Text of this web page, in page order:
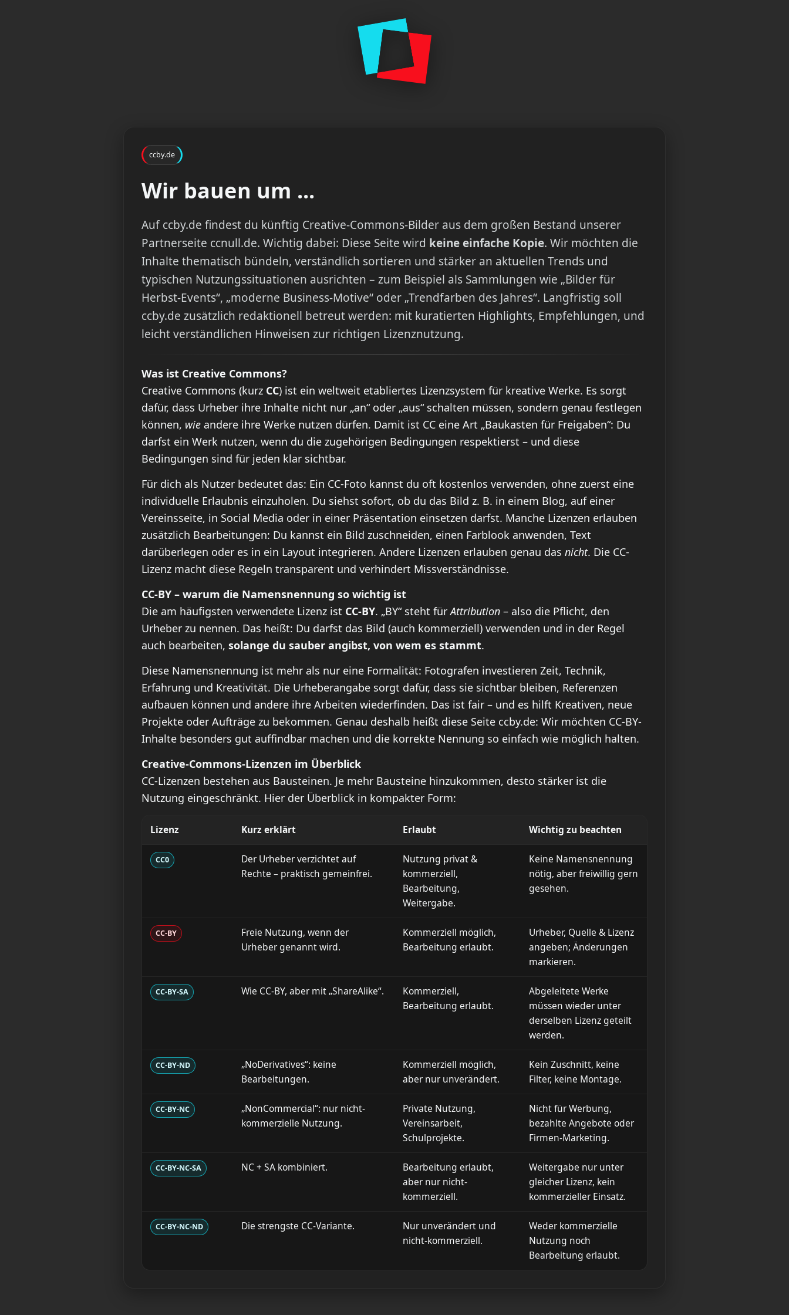
ccby.de
Wir bauen um ...
Auf ccby.de findest du künftig Creative-Commons-Bilder aus dem großen Bestand unserer
Partnerseite ccnull.de. Wichtig dabei: Diese Seite wird keine einfache Kopie. Wir möchten die
Inhalte thematisch bündeln, verständlich sortieren und stärker an aktuellen Trends und
typischen Nutzungssituationen ausrichten – zum Beispiel als Sammlungen wie „Bilder für
Herbst-Events“, „moderne Business-Motive“ oder „Trendfarben des Jahres“. Langfristig soll
ccby.de zusätzlich redaktionell betreut werden: mit kuratierten Highlights, Empfehlungen, und
leicht verständlichen Hinweisen zur richtigen Lizenznutzung.
Was ist Creative Commons?
Creative Commons (kurz CC) ist ein weltweit etabliertes Lizenzsystem für kreative Werke. Es sorgt
dafür, dass Urheber ihre Inhalte nicht nur „an“ oder „aus“ schalten müssen, sondern genau festlegen
können, wie andere ihre Werke nutzen dürfen. Damit ist CC eine Art „Baukasten für Freigaben“: Du
darfst ein Werk nutzen, wenn du die zugehörigen Bedingungen respektierst – und diese
Bedingungen sind für jeden klar sichtbar.
Für dich als Nutzer bedeutet das: Ein CC-Foto kannst du oft kostenlos verwenden, ohne zuerst eine
individuelle Erlaubnis einzuholen. Du siehst sofort, ob du das Bild z. B. in einem Blog, auf einer
Vereinsseite, in Social Media oder in einer Präsentation einsetzen darfst. Manche Lizenzen erlauben
zusätzlich Bearbeitungen: Du kannst ein Bild zuschneiden, einen Farblook anwenden, Text
darüberlegen oder es in ein Layout integrieren. Andere Lizenzen erlauben genau das nicht. Die CC-
Lizenz macht diese Regeln transparent und verhindert Missverständnisse.
CC-BY – warum die Namensnennung so wichtig ist
Die am häufigsten verwendete Lizenz ist CC-BY. „BY“ steht fürAttribution – also die Pflicht, den
Urheber zu nennen. Das heißt: Du darfst das Bild (auch kommerziell) verwenden und in der Regel
auch bearbeiten, solange du sauber angibst, von wem es stammt.
Diese Namensnennung ist mehr als nur eine Formalität: Fotografen investieren Zeit, Technik,
Erfahrung und Kreativität. Die Urheberangabe sorgt dafür, dass sie sichtbar bleiben, Referenzen
aufbauen können und andere ihre Arbeiten wiederfinden. Das ist fair – und es hilft Kreativen, neue
Projekte oder Aufträge zu bekommen. Genau deshalb heißt diese Seite ccby.de: Wir möchten CC-BY-
Inhalte besonders gut auffindbar machen und die korrekte Nennung so einfach wie möglich halten.
Creative-Commons-Lizenzen im Überblick
CC-Lizenzen bestehen aus Bausteinen. Je mehr Bausteine hinzukommen, desto stärker ist die
Nutzung eingeschränkt. Hier der Überblick in kompakter Form:
Lizenz Kurz erklärt Erlaubt Wichtig zu beachten
CC0
Der Urheber verzichtet auf
Rechte – praktisch gemeinfrei.
Nutzung privat &
kommerziell,
Bearbeitung,
Weitergabe.
Keine Namensnennung
nötig, aber freiwillig gern
gesehen.
CC-BY
Freie Nutzung, wenn der
Urheber genannt wird.
Kommerziell möglich,
Bearbeitung erlaubt.
Urheber, Quelle & Lizenz
angeben; Änderungen
markieren.
CC-BY-SA Wie CC-BY, aber mit „ShareAlike“.
Kommerziell,
Bearbeitung erlaubt.
Abgeleitete Werke
müssen wieder unter
derselben Lizenz geteilt
werden.
CC-BY-ND
„NoDerivatives“: keine
Bearbeitungen.
Kommerziell möglich,
aber nur unverändert.
Kein Zuschnitt, keine
Filter, keine Montage.
CC-BY-NC
„NonCommercial“: nur nicht-
kommerzielle Nutzung.
Private Nutzung,
Vereinsarbeit,
Schulprojekte.
Nicht für Werbung,
bezahlte Angebote oder
Firmen-Marketing.
CC-BY-NC-SA NC + SA kombiniert.
Bearbeitung erlaubt,
aber nur nicht-
kommerziell.
Weitergabe nur unter
gleicher Lizenz, kein
kommerzieller Einsatz.
CC-BY-NC-ND Die strengste CC-Variante.
Nur unverändert und
nicht-kommerziell.
Weder kommerzielle
Nutzung noch
Bearbeitung erlaubt.